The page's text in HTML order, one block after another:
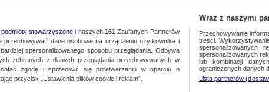
podmioty stowarzyszonei naszych 161 Zaufanych Partnerów
dane osobowe na urządzeniu użytkownika i
spersonalizowanego sposobu przeglądania. Odbywa
zebranych z danych przeglądania przechowywanych w
zgodę i sprzeciwić się przetwarzaniu w oparciu o
przycisk „Ustawienia plików cookie i reklam”.
Wraz z naszymi
Przechowywanie
treści.
spersonalizowanych
spersonalizowanych
lub kombinacji
ograniczonych danych
Lista partnerów